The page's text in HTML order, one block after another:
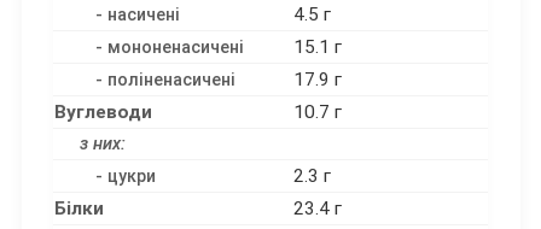
- насичені 4.5 г
- мононенасичені 15.1 г
- поліненасичені
17.9 г
Вуглеводи
10.7 г
з них:
- цукри
2.3 г
Білки
23.4 г